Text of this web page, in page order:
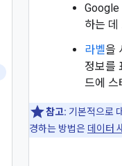
Google
하는 데
라벨을
정보를
드에 스
참고: 기본적으로
경하는 방법은 데이터